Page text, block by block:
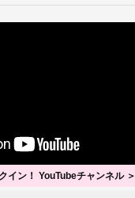
イン！ YouTubeチャンネル ＞